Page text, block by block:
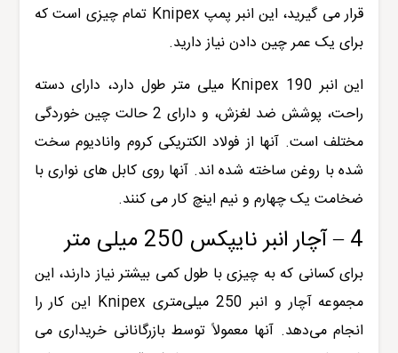
قرار می گیرید، این انبر پمپ Knipex تمام چیزی است که
برای یک عمر چین دادن نیاز دارید.
این انبر Knipex 190 میلی متر طول دارد، دارای دسته
راحت، پوشش ضد لغزش، و دارای 2 حالت چین خوردگی
مختلف است. آنها از فولاد الکتریکی کروم وانادیوم سخت
شده با روغن ساخته شده اند. آنها روی کابل های نواری با
ضخامت یک چهارم و نیم اینچ کار می کنند.
4 – آچار انبر نایپکس 250 میلی متر
برای کسانی که به چیزی با طول کمی بیشتر نیاز دارند، این
مجموعه آچار و انبر 250 میلی‌متری Knipex این کار را
انجام می‌دهد. آنها معمولاً توسط بازرگانانی خریداری می